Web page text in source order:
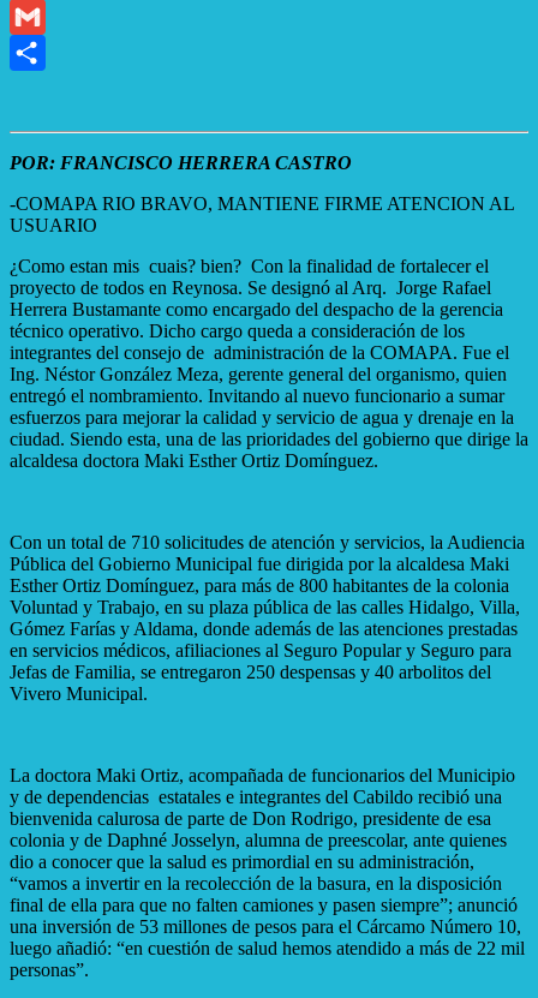
Messenger
Gmail
POR: FRANCISCO HERRERA CASTRO
-COMAPA RIO BRAVO, MANTIENE FIRME ATENCION AL
USUARIO
¿Como estan mis cuais? bien? Con la finalidad de fortalecer el
proyecto de todos en Reynosa. Se designó al Arq. Jorge Rafael
Herrera Bustamante como encargado del despacho de la gerencia
técnico operativo. Dicho cargo queda a consideración de los
integrantes del consejo de administración de la COMAPA. Fue el
Ing. Néstor González Meza, gerente general del organismo, quien
entregó el nombramiento. Invitando al nuevo funcionario a sumar
esfuerzos para mejorar la calidad y servicio de agua y drenaje en la
ciudad. Siendo esta, una de las prioridades del gobierno que dirige la
alcaldesa doctora Maki Esther Ortiz Domínguez.
Con un total de 710 solicitudes de atención y servicios, la Audiencia
Pública del Gobierno Municipal fue dirigida por la alcaldesa Maki
Esther Ortiz Domínguez, para más de 800 habitantes de la colonia
Voluntad y Trabajo, en su plaza pública de las calles Hidalgo, Villa,
Gómez Farías y Aldama, donde además de las atenciones prestadas
en servicios médicos, afiliaciones al Seguro Popular y Seguro para
Jefas de Familia, se entregaron 250 despensas y 40 arbolitos del
Vivero Municipal.
La doctora Maki Ortiz, acompañada de funcionarios del Municipio
y de dependencias estatales e integrantes del Cabildo recibió una
bienvenida calurosa de parte de Don Rodrigo, presidente de esa
colonia y de Daphné Josselyn, alumna de preescolar, ante quienes
dio a conocer que la salud es primordial en su administración,
“vamos a invertir en la recolección de la basura, en la disposición
final de ella para que no falten camiones y pasen siempre”; anunció
una inversión de 53 millones de pesos para el Cárcamo Número 10,
luego añadió: “en cuestión de salud hemos atendido a más de 22 mil
personas”.